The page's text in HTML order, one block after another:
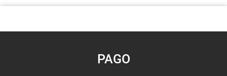
PAGO